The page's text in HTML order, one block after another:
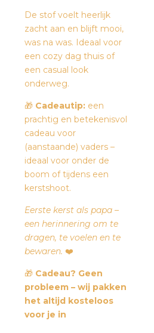
De stof voelt heerlijk
zacht aan en blijft mooi,
was na was. Ideaal voor
een cozy dag thuis of
een casual look
onderweg.
🎁 Cadeautip: een
prachtig en betekenisvol
cadeau voor
(aanstaande) vaders –
ideaal voor onder de
boom of tijdens een
kerstshoot.
Eerste kerst als papa –
een herinnering om te
dragen, te voelen en te
bewaren. ❤️
🎁 Cadeau? Geen
probleem – wij pakken
het altijd kosteloos
voor je in